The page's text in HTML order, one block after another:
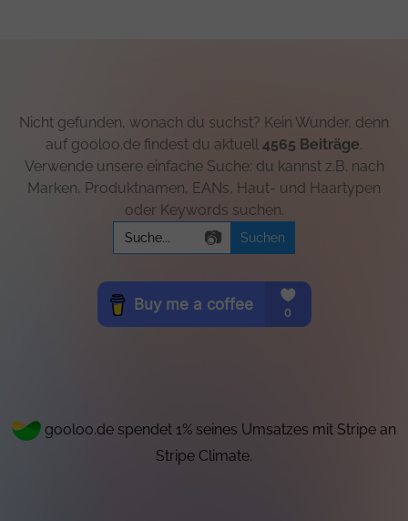
Nicht gefunden, wonach du suchst? Kein Wunder, denn
auf gooloo.de findest du aktuell 4565 Beiträge.
Verwende unsere einfache Suche: du kannst z.B. nach
Marken, Produktnamen, EANs, Haut- und Haartypen
oder Keywords suchen.
Search
for:
📷
gooloo.de spendet 1% seines Umsatzes mit Stripe an
Stripe Climate.